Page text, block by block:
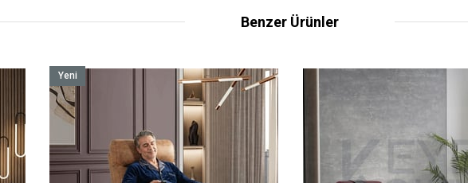
Benzer Ürünler
Yeni
Ürün